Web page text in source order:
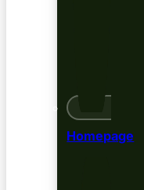
Homepage